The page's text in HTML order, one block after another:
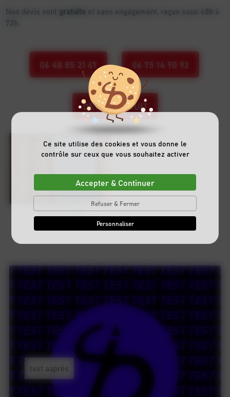
Ce site utilise des cookies et vous donne le
contrôle sur ceux que vous souhaitez activer
Accepter & Continuer
Refuser & Fermer
Personnaliser
Nos devis sont gratuits et sans engagement, reçus sous 48h à
72h.
06 48 85 21 67 06 75 14 90 92
DEVIS GRATUIT
pose de Velux
test aaprés